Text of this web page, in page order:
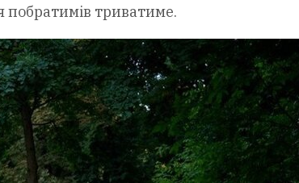
побратимів триватиме.